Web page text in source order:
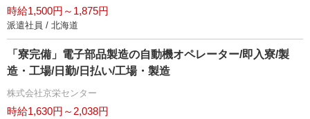
時給1,500円～1,875円
派遣社員 / 北海道
「寮完備」電子部品製造の自動機オペレーター/即入寮/製
造・工場/日勤/日払い/工場・製造
株式会社京栄センター
時給1,630円～2,038円